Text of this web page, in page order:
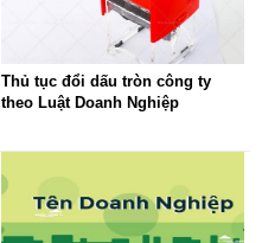
Thủ tục đổi dấu tròn công ty
theo Luật Doanh Nghiệp